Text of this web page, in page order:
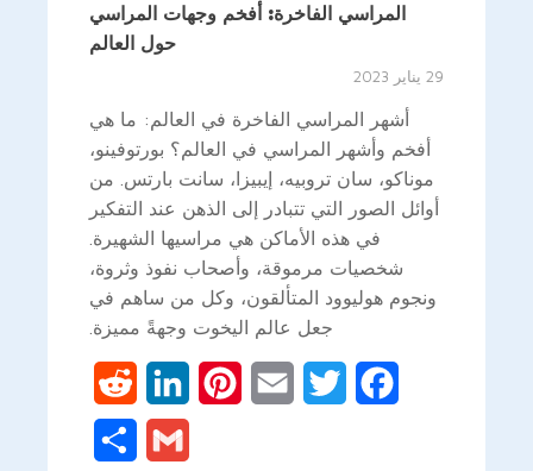
المراسي الفاخرة: أفخم وجهات المراسي
حول العالم
29 يناير 2023
أشهر المراسي الفاخرة في العالم: ما هي
أفخم وأشهر المراسي في العالم؟ بورتوفينو،
موناكو، سان تروبيه، إيبيزا، سانت بارتس. من
أوائل الصور التي تتبادر إلى الذهن عند التفكير
في هذه الأماكن هي مراسيها الشهيرة.
شخصيات مرموقة، وأصحاب نفوذ وثروة،
ونجوم هوليوود المتألقون، وكل من ساهم في
جعل عالم اليخوت وجهةً مميزة.
Facebook
Twitter
Email
Pinterest
LinkedIn
Gmail